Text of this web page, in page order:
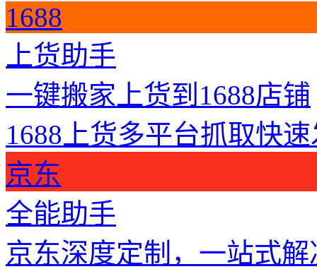
1688
上货助手
一键搬家上货到1688店铺
1688上货多平台抓取快
京东
全能助手
京东深度定制，一站式